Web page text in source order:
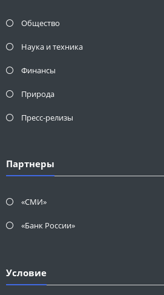
Общество
Наука и техника
Финансы
Природа
Пресс-релизы
Партнеры
«СМИ»
«Банк России»
Условие